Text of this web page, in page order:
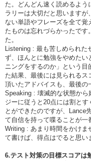
た。どんどん速く読めるよ
ラリーは大切だと思いますが
ない単語やフレーズを全て覚
たものは忘れづらかったです
た。
Listening : 最も苦しめられた
ず、ほんとに勉強をやめたい
ニングをするのか」という
た結果、最後には見られる
頂いたアドバイスも、最後の
Speaking : 壊滅的な状態か
ジーに従うと20点には割と
とができたのですが、Lance
て自信を持って喋ることが一
Writing : あまり時間をかけま
て書けば、得点はでると思い
6.テスト対策の目標スコアは